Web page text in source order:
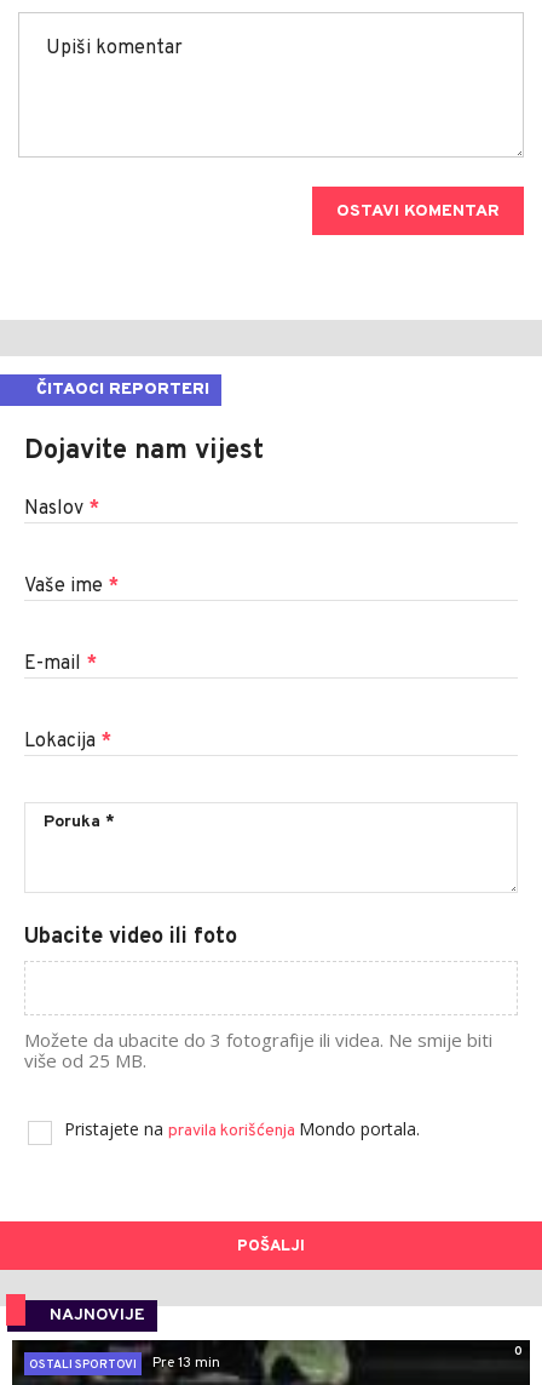
OSTAVI KOMENTAR
ČITAOCI REPORTERI
Dojavite nam vijest
Naslov *
Vaše ime *
E-mail *
Lokacija *
Ubacite video ili foto
Možete da ubacite do 3 fotografije ili videa. Ne smije biti
više od 25 MB.
Pristajete na pravila korišćenja Mondo portala.
POŠALJI
NAJNOVIJE
0
OSTALI SPORTOVI
Pre 13 min